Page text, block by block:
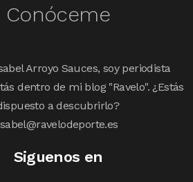
Conóceme
Arroyo Sauces, soy periodista
dentro de mi blog "Ravelo". ¿Estás
a descubrirlo?
Siguenos en